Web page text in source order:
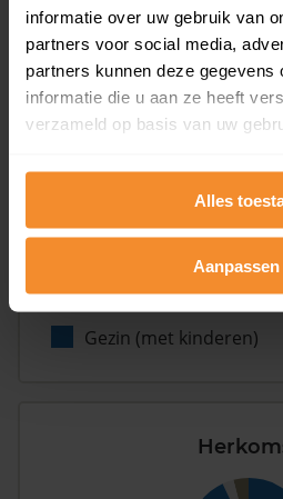
informatie over uw gebruik van
partners voor social media,
partners kunnen deze gegevens
informatie die u aan ze heeft
verzameld op basis van uw
Alles
Aanpassen
Type
Stel (geen kinderen)
Gezin (met kinderen)